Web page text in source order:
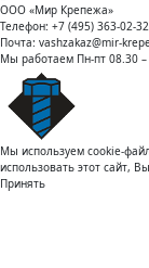
ООО «Мир Крепежа»
Телефон: +7 (495) 363-02-32
Почта: vashzakaz@mir-
Мы работаем Пн-пт 08.30
Мы используем cookie-
использовать этот сайт,
Принять